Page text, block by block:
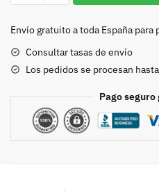
7131
Envío gratuito a toda España para
Consultar tasas de envío
Los pedidos se procesan
Pago